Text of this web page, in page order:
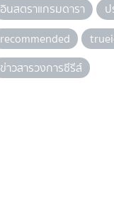
อินสตราแกรมดารา
ป
recommended
ข่าวสารวงการซีรีส์